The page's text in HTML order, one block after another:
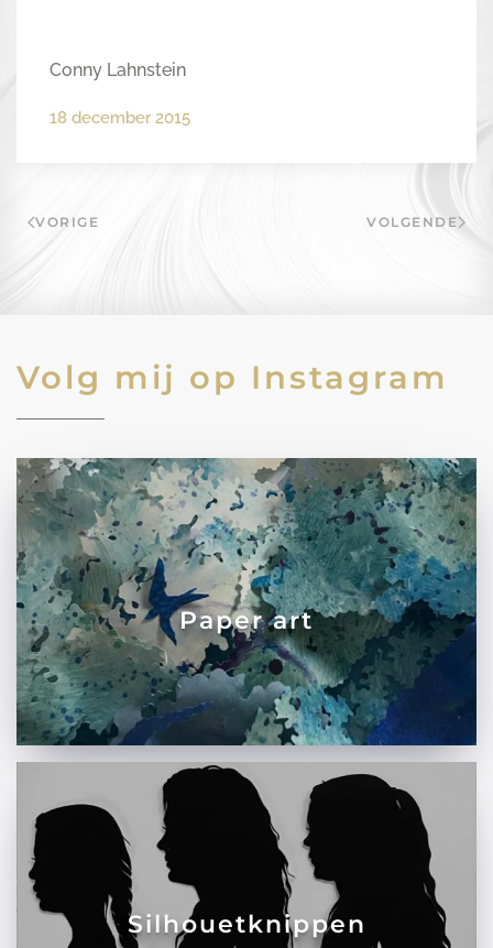
Conny Lahnstein
18 december 2015
VORIGE VOLGENDE
Volg mij op Instagram
Paper art
Silhouetknippen